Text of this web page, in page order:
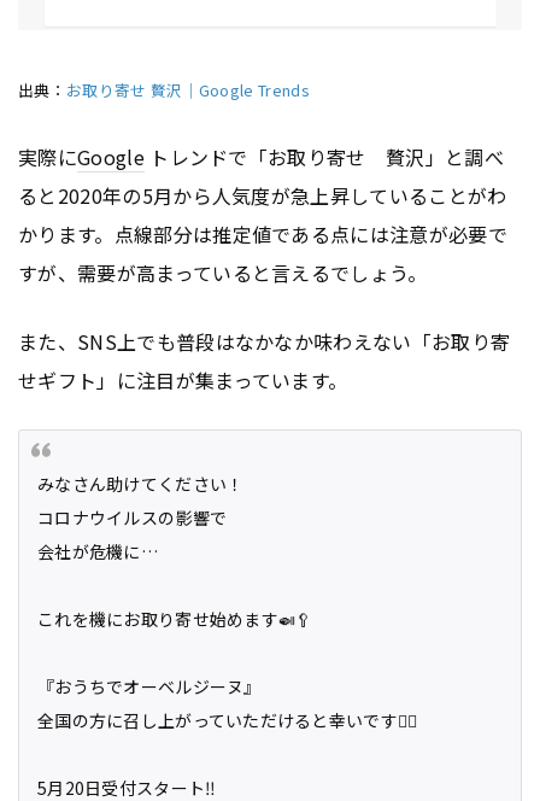
出典： お取り寄せ 贅沢｜Google Trends
実際にGoogleトレンドで「お取り寄せ 贅沢」と調べ
ると2020年の5月から人気度が急上昇していることがわ
かります。点線部分は推定値である点には注意が必要で
すが、需要が高まっていると言えるでしょう。
また、SNS上でも普段はなかなか味わえない「お取り寄
せギフト」に注目が集まっています。
みなさん助けてください！
コロナウイルスの影響で
会社が危機に…
これを機にお取り寄せ始めます🍛🥄
『おうちでオーベルジーヌ』
全国の方に召し上がっていただけると幸いです🙇‍♂️
5月20日受付スタート‼️